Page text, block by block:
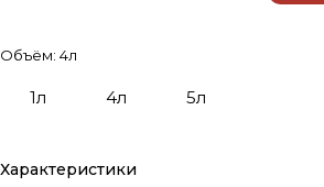
Объём: 4л
1л 4л 5л
Характеристики